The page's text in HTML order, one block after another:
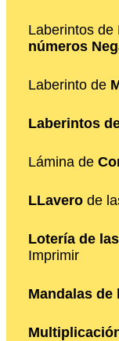
Laberintos de
números
Laberinto de
Laberintos
Lámina de
LLavero de
Lotería de
Imprimir
Mandalas de